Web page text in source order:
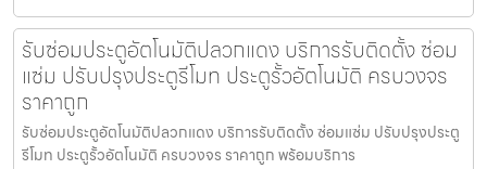
รับซ่อมประตูอัตโนมัติปลวกแดง บริการรับติดตั้ง ซ่อม
แซ่ม ปรับปรุงประตูรีโมท ประตูรั้วอัตโนมัติ ครบวงจร
ราคาถูก
รับซ่อมประตูอัตโนมัติปลวกแดง บริการรับติดตั้ง ซ่อมแซ่ม ปรับปรุงประตู
รีโมท ประตูรั้วอัตโนมัติ ครบวงจร ราคาถูก พร้อมบริการ